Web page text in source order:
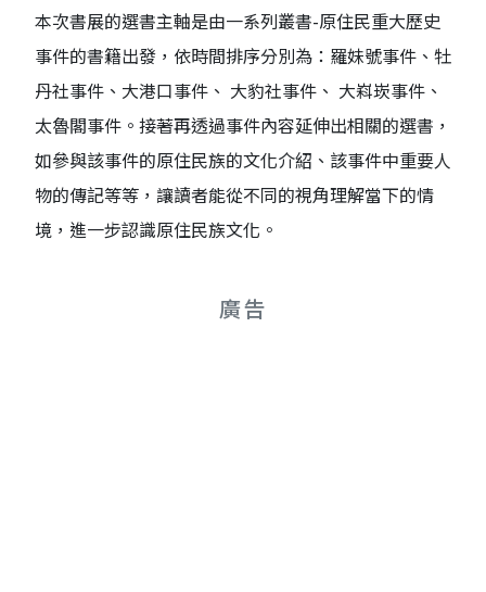
本次書展的選書主軸是由一系列叢書-原住民重大歷史
事件的書籍出發，依時間排序分別為：羅妹號事件、牡
丹社事件、大港口事件、 大豹社事件、 大嵙崁事件、
太魯閣事件。接著再透過事件內容延伸出相關的選書，
如參與該事件的原住民族的文化介紹、該事件中重要人
物的傳記等等，讓讀者能從不同的視角理解當下的情
境，進一步認識原住民族文化。
廣告